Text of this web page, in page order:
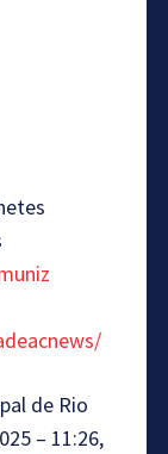
de Rio
– 11:26,